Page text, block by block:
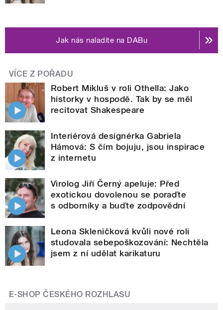
Jak nás naladíte na DABu
VÍCE Z POŘADU
Robert Mikluš v roli Othella: Jako
historky v hospodě. Tak by se měl
recitovat Shakespeare
Interiérová designérka Gabriela
Hámová: S čím bojuju, jsou inspirace
z internetu
Virolog Jiří Černý apeluje: Před
exotickou dovolenou se poraďte
s odborníky a buďte zodpovědní
Leona Skleničková kvůli nové roli
studovala sebepoškozování: Nechtěla
jsem z ní udělat karikaturu
E-SHOP ČESKÉHO ROZHLASU